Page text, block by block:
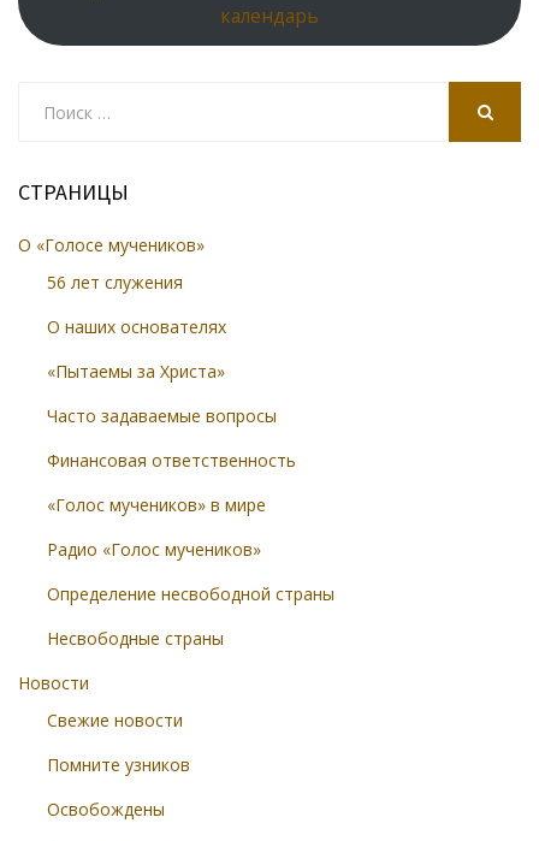
календарь
СТРАНИЦЫ
О «Голосе мучеников»
56 лет служения
О наших основателях
«Пытаемы за Христа»
Часто задаваемые вопросы
Финансовая ответственность
«Голос мучеников» в мире
Радио «Голос мучеников»
Определение несвободной страны
Несвободные страны
Новости
Свежие новости
Помните узников
Освобождены